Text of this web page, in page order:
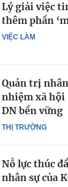
VIỆC LÀM
Lý giải việc
thêm phần
THỊ TRƯỜNG
Quản trị
nhiệm xã hội
DN bền vững
Nỗ lực thúc
nhân sự của